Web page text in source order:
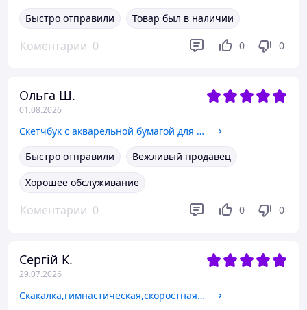
Быстро отправили
Товар был в наличии
Коментарии 0 0 0
Ольга Ш.
01.08.2026
Скетчбук с акварельной бумагой для рисования А4 200 г\м2, альбом для скетчинга на спирали на 50 листов
Быстро отправили
Вежливый продавец
Хорошее обслуживание
Коментарии 0 0 0
Сергій К.
29.07.2026
Скакалка,гимнастическая,скоростная с подшибниками для кроссфита,стальной трос длина 3 м, зелёная